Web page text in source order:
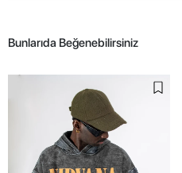
Bunlarıda Beğenebilirsiniz